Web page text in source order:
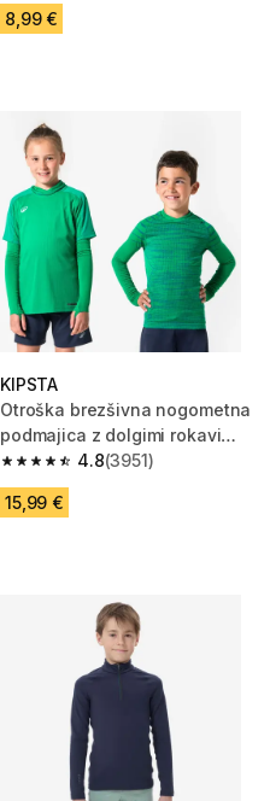
8,99 €
KIPSTA
Otroška brezšivna nogometna
podmajica z dolgimi rokavi
Keepdry 4.8
4.8 od 5 zvezdic from 3951 ocene
(3951)
15,99 €